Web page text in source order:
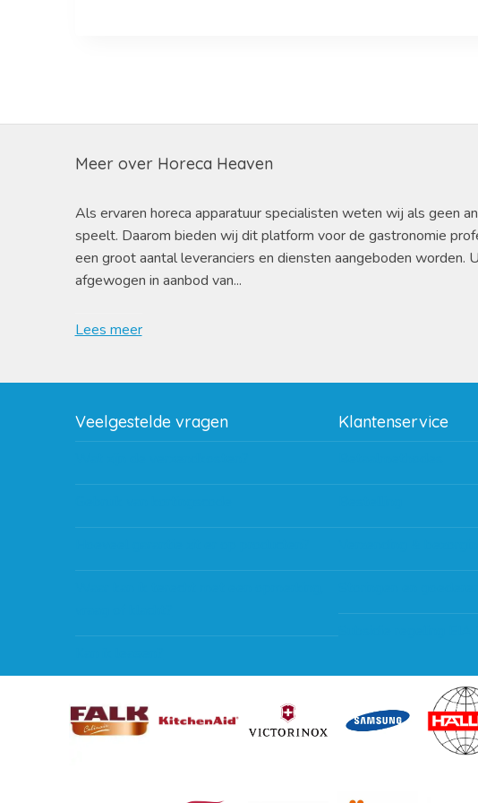
Meer over Horeca Heaven
Als ervaren horeca apparatuur specialisten weten wij als geen
speelt. Daarom bieden wij dit platform voor de gastronomie
een groot aantal leveranciers en diensten aangeboden worden.
afgewogen in aanbod van...
Lees meer
Veelgestelde vragen Klantenservice
Subsidie regeling EIA